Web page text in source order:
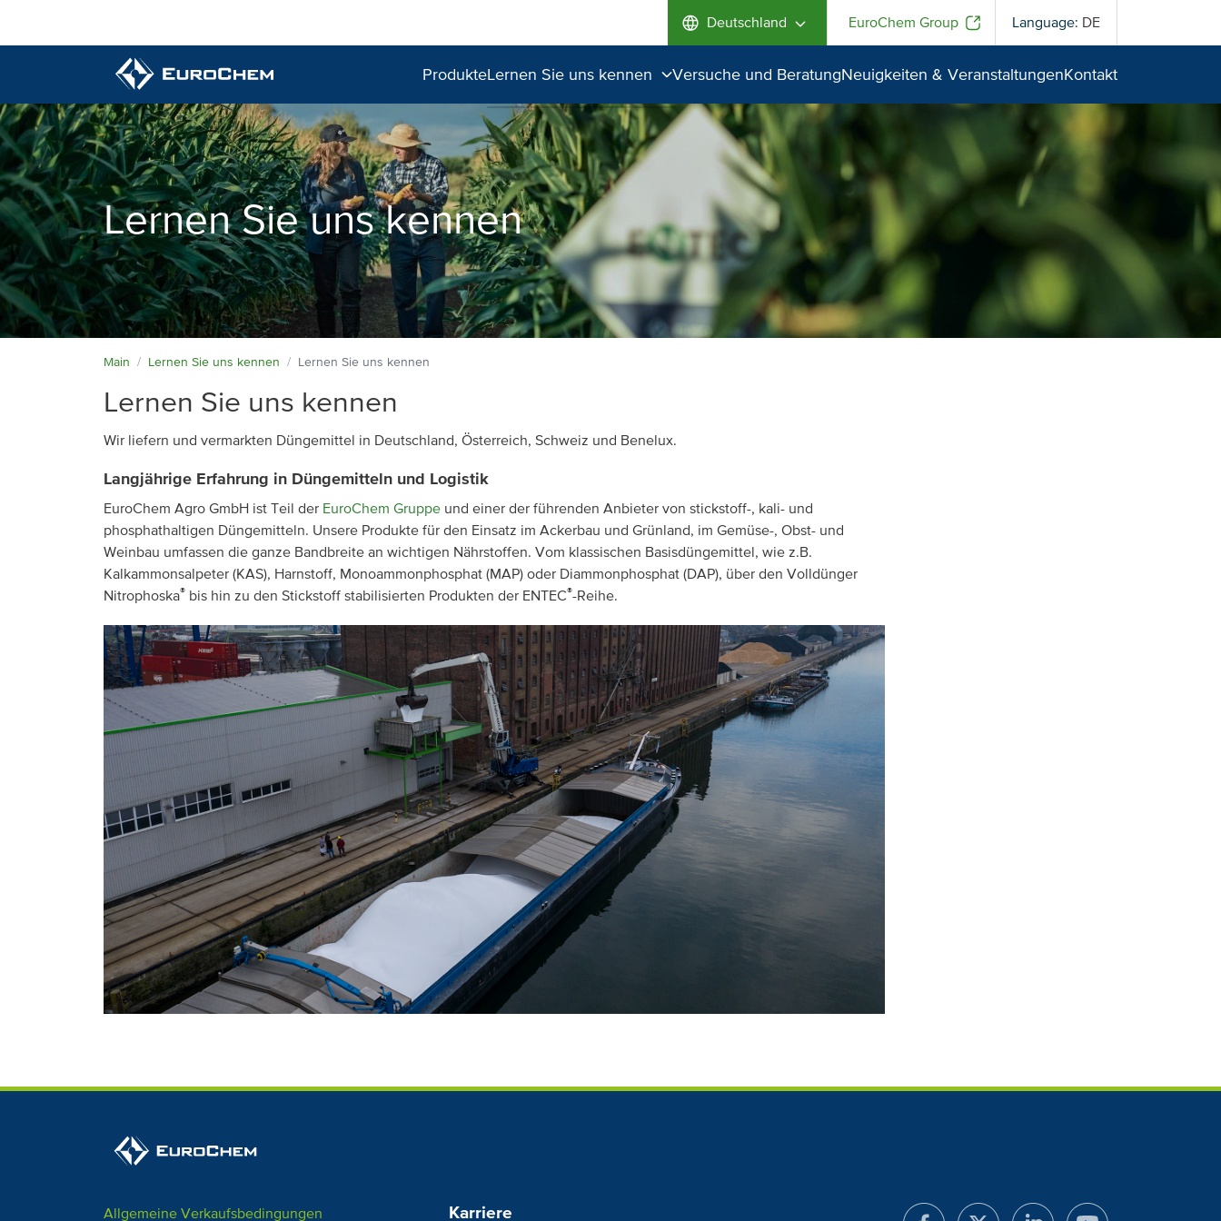
Deutschland EuroChem Group Language: DE
ProdukteLernen Sie uns kennen
Lernen Sie uns kennen
Höchste Qualität
Product Stewardship
Lagerinformationen
Sicherheit
Transportinformationen
Versuche und BeratungNeuigkeiten & VeranstaltungenKontakt
Produkte
Lernen Sie uns kennen
Lernen Sie uns kennen
Höchste Qualität
Product Stewardship
Transportinformationen
Versuche und Beratung
Neuigkeiten & Veranstaltungen
Kontakt
Lernen Sie uns kennen
Main Lernen Sie uns kennen Lernen Sie uns kennen
Lernen Sie uns kennen
Wir liefern und vermarkten Düngemittel in Deutschland, Österreich, Schweiz und Benelux.
Langjährige Erfahrung in Düngemitteln und Logistik
EuroChem Agro GmbH ist Teil der EuroChem Gruppe und einer der führenden Anbieter von stickstoff-, kali- und
phosphathaltigen Düngemitteln. Unsere Produkte für den Einsatz im Ackerbau und Grünland, im Gemüse-, Obst- und
Weinbau umfassen die ganze Bandbreite an wichtigen Nährstoffen. Vom klassischen Basisdüngemittel, wie z.B.
Kalkammonsalpeter (KAS), Harnstoff, Monoammonphosphat (MAP) oder Diammonphosphat (DAP), über den Volldünger
Nitrophoska® bis hin zu den Stickstoff stabilisierten Produkten der ENTEC®-Reihe.
Allgemeine Verkaufsbedingungen Karriere